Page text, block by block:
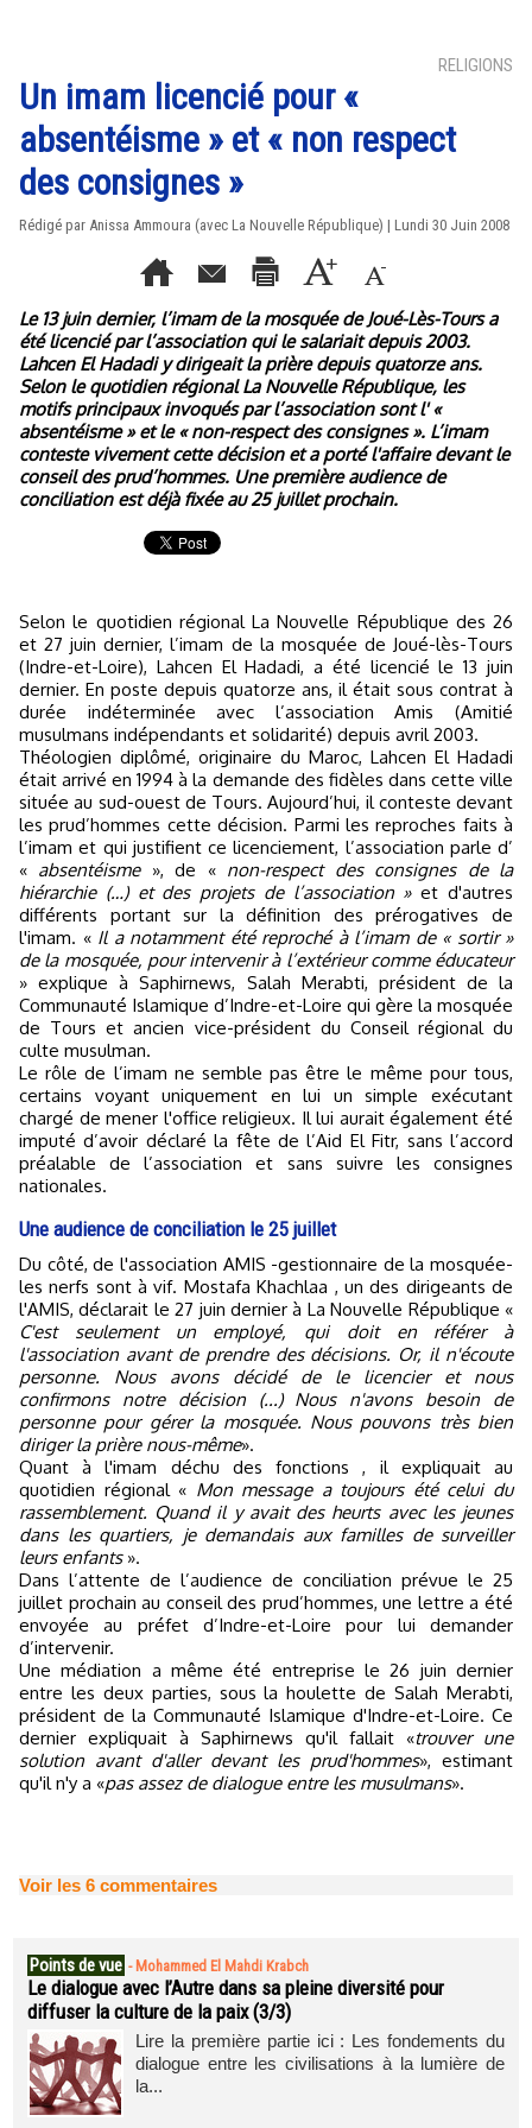
RELIGIONS
Un imam licencié pour «
absentéisme » et « non respect
des consignes »
Rédigé par Anissa Ammoura (avec La Nouvelle République) | Lundi 30 Juin 2008
Le 13 juin dernier, l’imam de la mosquée de Joué-Lès-Tours a
été licencié par l’association qui le salariait depuis 2003.
Lahcen El Hadadi y dirigeait la prière depuis quatorze ans.
Selon le quotidien régional La Nouvelle République, les
motifs principaux invoqués par l’association sont l' «
absentéisme » et le « non-respect des consignes ». L’imam
conteste vivement cette décision et a porté l'affaire devant le
conseil des prud’hommes. Une première audience de
conciliation est déjà fixée au 25 juillet prochain.
Selon le quotidien régional La Nouvelle République des 26
et 27 juin dernier, l’imam de la mosquée de Joué-lès-Tours
(Indre-et-Loire), Lahcen El Hadadi, a été licencié le 13 juin
dernier. En poste depuis quatorze ans, il était sous contrat à
durée indéterminée avec l’association Amis (Amitié
musulmans indépendants et solidarité) depuis avril 2003.
Théologien diplômé, originaire du Maroc, Lahcen El Hadadi
était arrivé en 1994 à la demande des fidèles dans cette ville
située au sud-ouest de Tours. Aujourd’hui, il conteste devant
les prud’hommes cette décision. Parmi les reproches faits à
l’imam et qui justifient ce licenciement, l’association parle d’
« absentéisme», de « non-respect des consignes de la
hiérarchie (…) et des projets de l’association »et d'autres
différents portant sur la définition des prérogatives de
l'imam. « Il a notamment été reproché à l’imam de « sortir »
de la mosquée, pour intervenir à l’extérieur comme éducateur
» explique à Saphirnews, Salah Merabti, président de la
Communauté Islamique d’Indre-et-Loire qui gère la mosquée
de Tours et ancien vice-président du Conseil régional du
culte musulman.
Le rôle de l’imam ne semble pas être le même pour tous,
certains voyant uniquement en lui un simple exécutant
chargé de mener l'office religieux. Il lui aurait également été
imputé d’avoir déclaré la fête de l’Aid El Fitr, sans l’accord
préalable de l’association et sans suivre les consignes
nationales.
Une audience de conciliation le 25 juillet
Du côté, de l'association AMIS -gestionnaire de la mosquée-
les nerfs sont à vif. Mostafa Khachlaa , un des dirigeants de
l'AMIS, déclarait le 27 juin dernier à La Nouvelle République «
C'est seulement un employé, qui doit en référer à
l'association avant de prendre des décisions. Or, il n'écoute
personne. Nous avons décidé de le licencier et nous
confirmons notre décision (...) Nous n'avons besoin de
personne pour gérer la mosquée. Nous pouvons très bien
diriger la prière nous-même».
Quant à l'imam déchu des fonctions , il expliquait au
quotidien régional « Mon message a toujours été celui du
rassemblement. Quand il y avait des heurts avec les jeunes
dans les quartiers, je demandais aux familles de surveiller
leurs enfants».
Dans l’attente de l’audience de conciliation prévue le 25
juillet prochain au conseil des prud’hommes, une lettre a été
envoyée au préfet d’Indre-et-Loire pour lui demander
d’intervenir.
Une médiation a même été entreprise le 26 juin dernier
entre les deux parties, sous la houlette de Salah Merabti,
président de la Communauté Islamique d'Indre-et-Loire. Ce
dernier expliquait à Saphirnews qu'il fallait «trouver une
solution avant d'aller devant les prud'hommes», estimant
qu'il n'y a «pas assez de dialogue entre les musulmans».
Voir les 6 commentaires
Points de vue - Mohammed El Mahdi Krabch
Le dialogue avec l’Autre dans sa pleine diversité pour
diffuser la culture de la paix (3/3)
Lire la première partie ici : Les fondements du
dialogue entre les civilisations à la lumière de
la...